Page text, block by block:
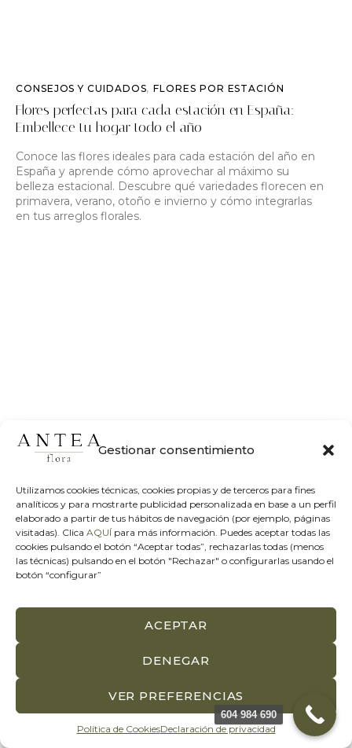
Gestionar consentimiento
Utilizamos cookies técnicas, cookies propias y de terceros para fines
analíticos y para mostrarte publicidad personalizada en base a un perfil
elaborado a partir de tus hábitos de navegación (por ejemplo, páginas
visitadas). Clica AQUÍ para más información. Puedes aceptar todas las
cookies pulsando el botón “Aceptar todas”, rechazarlas todas (menos
las técnicas) pulsando en el botón "Rechazar" o configurarlas usando el
botón “configurar”
ACEPTAR
DENEGAR
VER PREFERENCIAS
Política de CookiesDeclaración de privacidad
CONSEJOS Y CUIDADOS, FLORES POR ESTACIÓN
Flores perfectas para cada estación en España:
Embellece tu hogar todo el año
Conoce las flores ideales para cada estación del año en
España y aprende cómo aprovechar al máximo su
belleza estacional. Descubre qué variedades florecen en
primavera, verano, otoño e invierno y cómo integrarlas
en tus arreglos florales.
¿Tus plantas y flores se echan a perder? Descubre
las causas y soluciones
¿Tus plantas y flores se están marchitando? Descubre las
604 984 690